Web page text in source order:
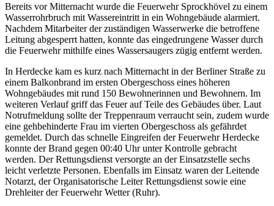
Bereits vor Mitternacht wurde die Feuerwehr Sprockhövel zu einem
Wasserrohrbruch mit Wassereintritt in ein Wohngebäude alarmiert.
Nachdem Mitarbeiter der zuständigen Wasserwerke die betroffene
Leitung abgesperrt hatten, konnte das eingedrungene Wasser durch
die Feuerwehr mithilfe eines Wassersaugers zügig entfernt werden.
In Herdecke kam es kurz nach Mitternacht in der Berliner Straße zu
einem Balkonbrand im ersten Obergeschoss eines höheren
Wohngebäudes mit rund 150 Bewohnerinnen und Bewohnern. Im
weiteren Verlauf griff das Feuer auf Teile des Gebäudes über. Laut
Notrufmeldung sollte der Treppenraum verraucht sein, zudem wurde
eine gehbehinderte Frau im vierten Obergeschoss als gefährdet
gemeldet. Durch das schnelle Eingreifen der Feuerwehr Herdecke
konnte der Brand gegen 00:40 Uhr unter Kontrolle gebracht
werden. Der Rettungsdienst versorgte an der Einsatzstelle sechs
leicht verletzte Personen. Ebenfalls im Einsatz waren der Leitende
Notarzt, der Organisatorische Leiter Rettungsdienst sowie eine
Drehleiter der Feuerwehr Wetter (Ruhr).